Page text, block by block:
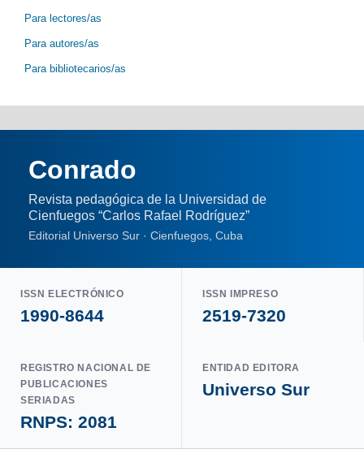
Para lectores/as
Para autores/as
Para bibliotecarios/as
Conrado
Revista pedagógica de la Universidad de
Cienfuegos “Carlos Rafael Rodríguez”
Editorial Universo Sur · Cienfuegos, Cuba
ISSN ELECTRÓNICO
1990-8644
ISSN IMPRESO
2519-7320
REGISTRO NACIONAL DE
PUBLICACIONES
SERIADAS
RNPS: 2081
ENTIDAD EDITORA
Universo Sur